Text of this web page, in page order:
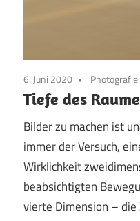
6. Juni 2020 Photografie
Tiefe des
Bilder zu machen ist
immer der Versuch,
Wirklichkeit
beabsichtigten
vierte Dimension –